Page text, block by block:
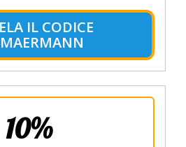
IL CODICE
10%